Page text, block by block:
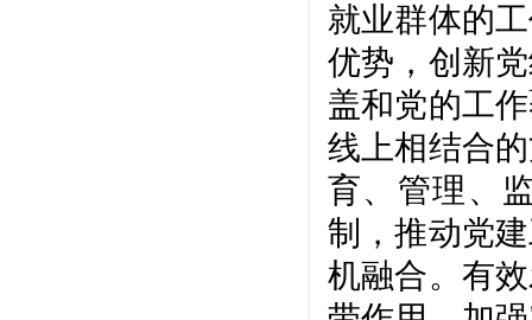
就业群体的
优势，创新
盖和党的工
线上相结合
育、管理、
制，推动党
机融合。有